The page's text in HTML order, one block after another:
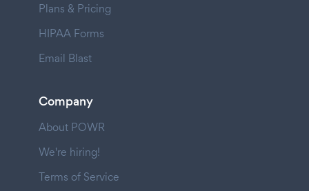
Plans & Pricing
HIPAA Forms
Email Blast
Company
About POWR
We're hiring!
Terms of Service